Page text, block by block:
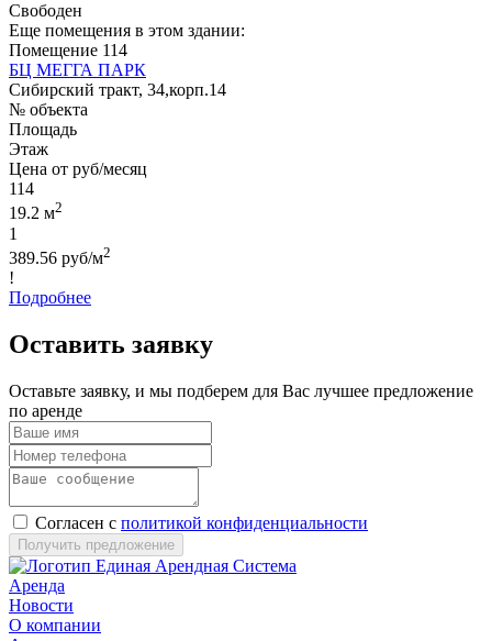
Свободен
Еще помещения в этом здании:
Помещение 114
БЦ МЕГГА ПАРК
Сибирский тракт, 34,корп.14
№ объекта
Площадь
Этаж
Цена от руб/месяц
114
19.2 м2
1
389.56 руб/м2
!
Подробнее
Оставить заявку
Оставьте заявку, и мы подберем для Вас лучшее предложение
по аренде
Согласен с политикой конфиденциальности
Получить предложение
Аренда
Новости
О компании